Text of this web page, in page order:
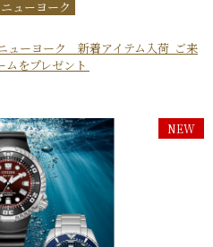
ューヨーク
ューヨーク 新着アイテム入荷 ご来
ムをプレゼント
NEW